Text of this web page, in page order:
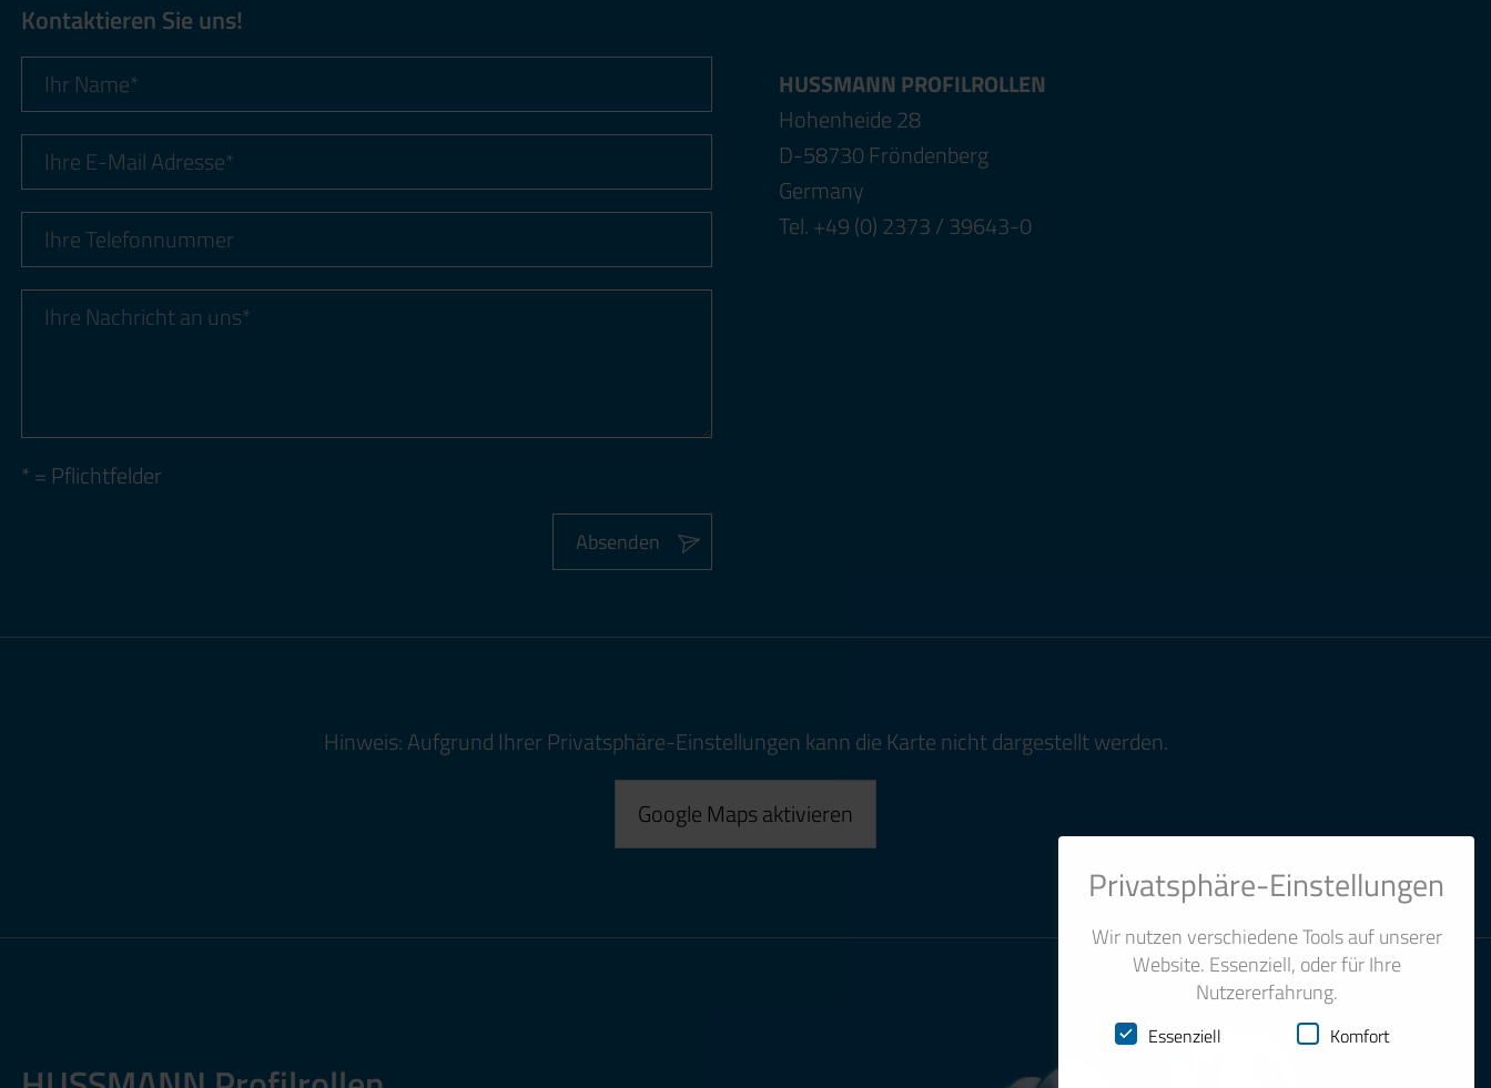
Kontaktieren Sie uns!
* = Pflichtfelder
Absenden
HUSSMANN PROFILROLLEN
Hohenheide 28
D-58730 Fröndenberg
Germany
Tel. +49 (0) 2373 / 39643-0
Hinweis: Aufgrund Ihrer Privatsphäre-Einstellungen kann die Karte nicht dargestellt werden.
Google Maps aktivieren
Privatsphäre-Einstellungen
Wir nutzen verschiedene Tools auf unserer
Website. Essenziell, oder für Ihre
Nutzererfahrung.
Essenziell Komfort